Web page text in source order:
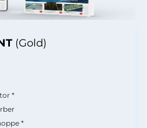
(Gold)
*
*